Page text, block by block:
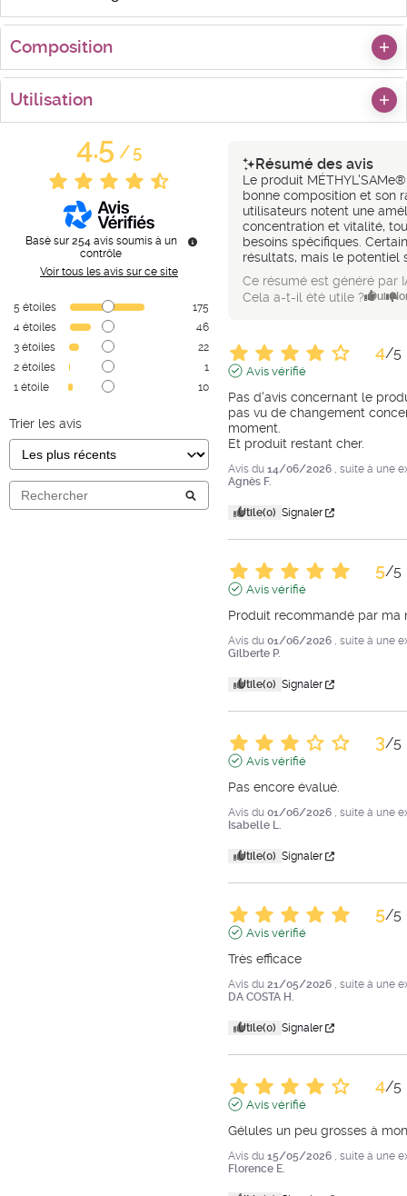
Composition
Utilisation
4.5/5
Basé sur 254 avis soumis à un
contrôle
Voir tous les avis sur ce site
5 étoiles
175
4 étoiles
46
3 étoiles
22
2 étoiles
1
1 étoile 10
Trier les avis
Résumé des avis
Le produit
bonne composition et son
utilisateurs notent une
concentration et vitalité,
besoins spécifiques.
résultats, mais le potentiel
Ce résumé est généré par
Cela a-t-il été utile ? Oui
4/5
Avis vérifié
Pas d'avis concernant le
pas vu de changement
moment.
Et produit restant cher.
Avis du 14/06/2026 , suite à une
Agnès F.
Utile(0) Signaler
5/5
Avis vérifié
Produit recommandé par ma
Avis du 01/06/2026 , suite à une
Gilberte P.
Utile(0) Signaler
3/5
Avis vérifié
Pas encore évalué.
Avis du 01/06/2026 , suite à une
Isabelle L.
Utile(0) Signaler
5/5
Avis vérifié
Très efficace
Avis du 21/05/2026 , suite à une
DA COSTA H.
Utile(0) Signaler
4/5
Avis vérifié
Gélules un peu grosses à
Avis du 15/05/2026 , suite à une
Florence E.